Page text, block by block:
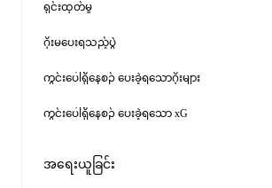
ရှင်းထုတ်မှု
ဂိုးမပေးရသည့်ပွဲ
ကွင်းပေါ်ရှိနေစဉ် ပေးခဲ့ရသောဂိုးများ
ကွင်းပေါ်ရှိနေစဉ် ပေးခဲ့ရသော xG
အရေးယူခြင်း